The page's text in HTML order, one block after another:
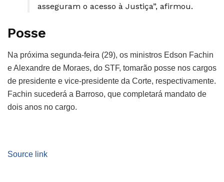
asseguram o acesso à Justiça”, afirmou.
Posse
Na próxima segunda-feira (29), os ministros Edson Fachin
e Alexandre de Moraes, do STF, tomarão posse nos cargos
de presidente e vice-presidente da Corte, respectivamente.
Fachin sucederá a Barroso, que completará mandato de
dois anos no cargo.
Source link